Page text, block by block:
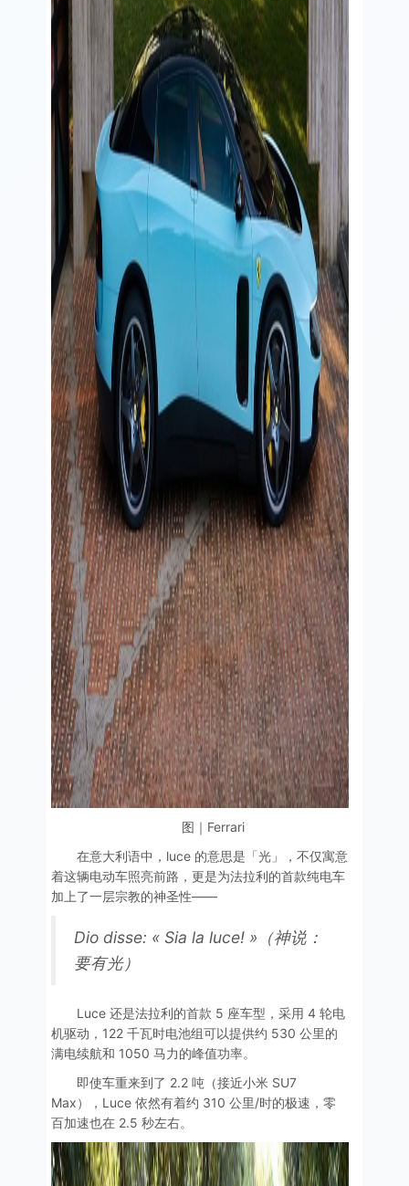
图｜Ferrari
在意大利语中，luce 的意思是「光」，不仅寓意
着这辆电动车照亮前路，更是为法拉利的首款纯电车
加上了一层宗教的神圣性——
Dio disse: « Sia la luce! »（神说：
要有光）
Luce 还是法拉利的首款 5 座车型，采用 4 轮电
机驱动，122 千瓦时电池组可以提供约 530 公里的
满电续航和 1050 马力的峰值功率。
即使车重来到了 2.2 吨（接近小米 SU7
Max），Luce 依然有着约 310 公里/时的极速，零
百加速也在 2.5 秒左右。